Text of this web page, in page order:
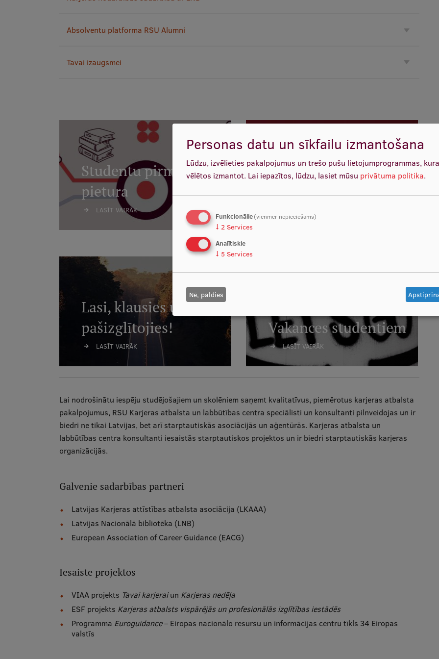
Absolventu platforma RSU Alumni
Tavai izaugsmei
Studentu pirmā
pietura
LASĪT VAIRĀK
Karjeras diena
Lasi, klausies un
pašizglītojies!
LASĪT VAIRĀK
Vakances studentiem
LASĪT VAIRĀK
Lai nodrošinātu iespēju studējošajiem un skolēniem saņemt kvalitatīvus, piemērotus karjeras atbalsta
pakalpojumus, RSU Karjeras atbalsta un labbūtības centra speciālisti un konsultanti pilnveidojas un ir
biedri ne tikai Latvijas, bet arī starptautiskās asociācijās un aģentūrās. Karjeras atbalsta un
labbūtības centra konsultanti iesaistās starptautiskos projektos un ir biedri starptautiskās karjeras
organizācijās.
Galvenie sadarbības partneri
Latvijas Karjeras attīstības atbalsta asociācija (LKAAA)
Latvijas Nacionālā bibliotēka (LNB)
European Association of Career Guidance (EACG)
Iesaiste projektos
VIAA projekts Tavai karjeraiun Karjeras nedēļa
ESF projekts Karjeras atbalsts vispārējās un profesionālās izglītības iestādēs
Programma Euroguidance– Eiropas nacionālo resursu un informācijas centru tīkls 34 Eiropas
valstīs
Personas datu un sīkfailu izmantošana
Lūdzu, izvēlieties pakalpojumus un trešo pušu lietojumprogrammas,
vēlētos izmantot. Lai iepazītos, lūdzu, lasiet mūsu privātuma politika.
Funkcionālie(vienmēr nepieciešams)
↓ 2 Services
Analītiskie
↓ 5 Services
Nē, paldies